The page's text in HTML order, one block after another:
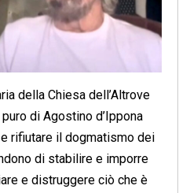
della Chiesa dell’Altrove
di Agostino d’Ippona
rifiutare il dogmatismo dei
di stabilire e imporre
e distruggere ciò che è